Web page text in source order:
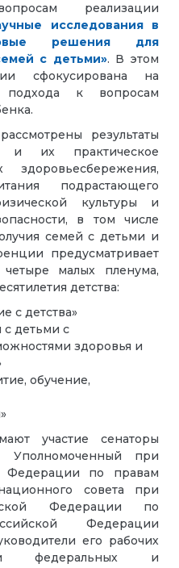
реализации
исследования в
решения для
с детьми». В этом
сфокусирована на
подхода к вопросам
результаты
и их практическое
подрастающего
культуры и
в том числе
семей с детьми и
предусматривает
малых пленума,
детства:
с детства»
с детьми с
здоровья и
обучение,
участие сенаторы
Уполномоченный при
Федерации по правам
совета при
Федерации по
Федерации
его рабочих
федеральных и